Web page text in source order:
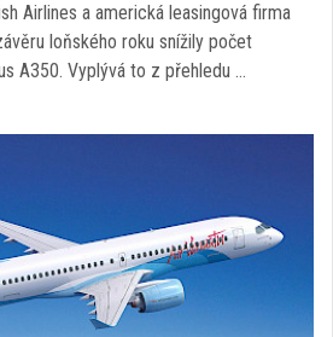
Airlines a americká leasingová firma
loňského roku snížily počet
A350. Vyplývá to z přehledu …